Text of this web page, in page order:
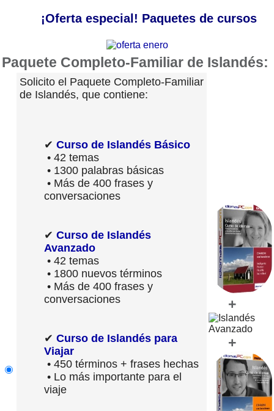
¡Oferta especial! Paquetes de cursos
Paquete Completo-Familiar de Islandés:
Solicito el Paquete Completo-Familiar
de Islandés, que contiene:
✔ Curso de Islandés Básico
• 42 temas
• 1300 palabras básicas
• Más de 400 frases y
conversaciones
✔ Curso de Islandés
Avanzado
• 42 temas
• 1800 nuevos términos
• Más de 400 frases y
conversaciones
✔ Curso de Islandés para
Viajar
• 450 términos + frases hechas
• Lo más importante para el
viaje
+
+